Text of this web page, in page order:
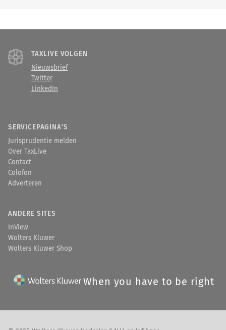
TAXLIVE VOLGEN
Nieuwsbrief
Twitter
LinkedIn
SERVICEPAGINA'S
Jurisprudentie melden
Over TaxLive
Contact
Colofon
Adverteren
ANDERE SITES
InView
Wolters Kluwer
Wolters Kluwer Shop
When you have to be right